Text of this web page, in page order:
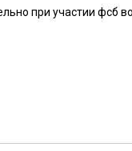
при участии фсб
в 22:43:
отличница Мария
оперов фсбэшных, ой
в 11:04: